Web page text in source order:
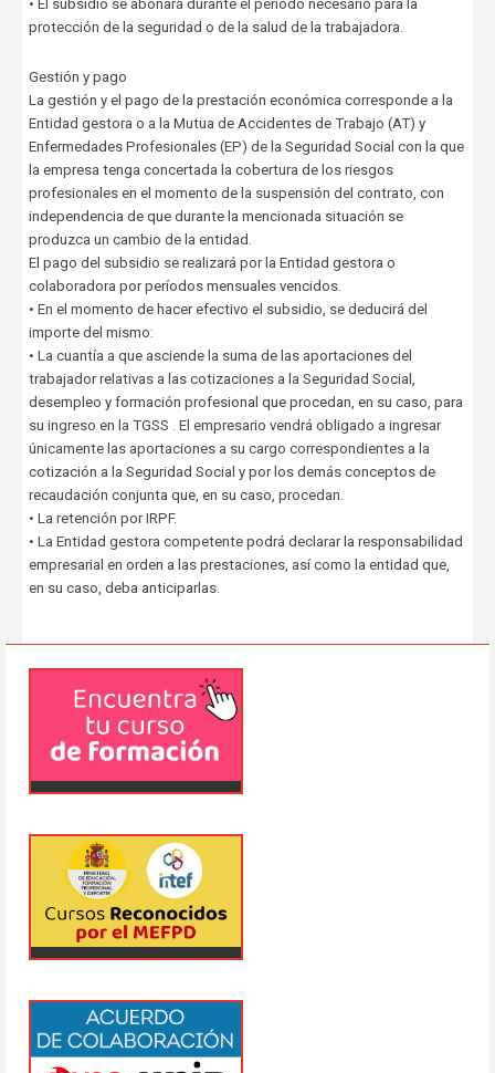
• El subsidio se abonará durante el período necesario para la
protección de la seguridad o de la salud de la trabajadora.
Gestión y pago
La gestión y el pago de la prestación económica corresponde a la
Entidad gestora o a la Mutua de Accidentes de Trabajo (AT) y
Enfermedades Profesionales (EP) de la Seguridad Social con la que
la empresa tenga concertada la cobertura de los riesgos
profesionales en el momento de la suspensión del contrato, con
independencia de que durante la mencionada situación se
produzca un cambio de la entidad.
El pago del subsidio se realizará por la Entidad gestora o
colaboradora por períodos mensuales vencidos.
• En el momento de hacer efectivo el subsidio, se deducirá del
importe del mismo:
• La cuantía a que asciende la suma de las aportaciones del
trabajador relativas a las cotizaciones a la Seguridad Social,
desempleo y formación profesional que procedan, en su caso, para
su ingreso en la TGSS . El empresario vendrá obligado a ingresar
únicamente las aportaciones a su cargo correspondientes a la
cotización a la Seguridad Social y por los demás conceptos de
recaudación conjunta que, en su caso, procedan.
• La retención por IRPF.
• La Entidad gestora competente podrá declarar la responsabilidad
empresarial en orden a las prestaciones, así como la entidad que,
en su caso, deba anticiparlas.